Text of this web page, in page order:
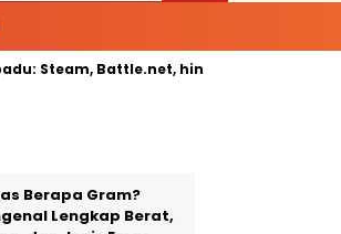
Battle.net, hingga Cloud Gaming
Berapa Gram?
Lengkap Berat,